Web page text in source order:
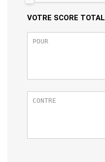
VOTRE SCORE TOTAL